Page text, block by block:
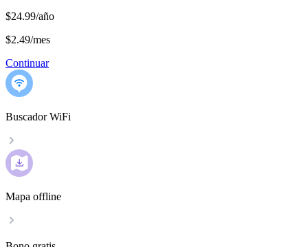
$24.99/año
$2.49/mes
Continuar
Buscador WiFi
Mapa offline